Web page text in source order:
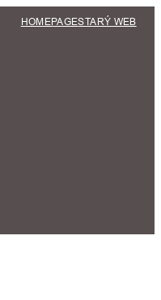
HOMEPAGESTARÝ WEB